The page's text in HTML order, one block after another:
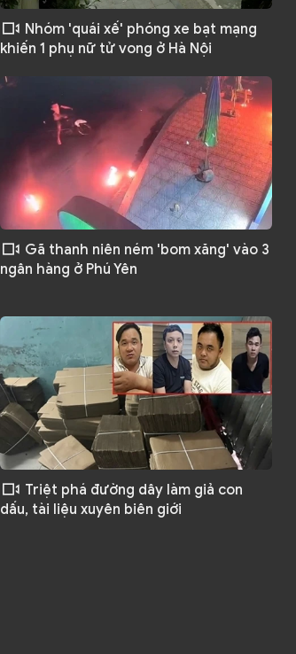
Nhóm 'quái xế' phóng xe bạt mạng
khiến 1 phụ nữ tử vong ở Hà Nội
Gã thanh niên ném 'bom xăng' vào 3
ngân hàng ở Phú Yên
Triệt phá đường dây làm giả con
dấu, tài liệu xuyên biên giới